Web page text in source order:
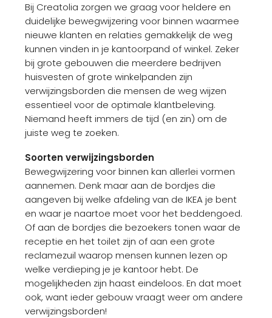
Bij Creatolia zorgen we graag voor heldere en
duidelijke bewegwijzering voor binnen waarmee
nieuwe klanten en relaties gemakkelijk de weg
kunnen vinden in je kantoorpand of winkel. Zeker
bij grote gebouwen die meerdere bedrijven
huisvesten of grote winkelpanden zijn
verwijzingsborden die mensen de weg wijzen
essentieel voor de optimale klantbeleving.
Niemand heeft immers de tijd (en zin) om de
juiste weg te zoeken.
Soorten verwijzingsborden
Bewegwijzering voor binnen kan allerlei vormen
aannemen. Denk maar aan de bordjes die
aangeven bij welke afdeling van de IKEA je bent
en waar je naartoe moet voor het beddengoed.
Of aan de bordjes die bezoekers tonen waar de
receptie en het toilet zijn of aan een grote
reclamezuil waarop mensen kunnen lezen op
welke verdieping je je kantoor hebt. De
mogelijkheden zijn haast eindeloos. En dat moet
ook, want ieder gebouw vraagt weer om andere
verwijzingsborden!